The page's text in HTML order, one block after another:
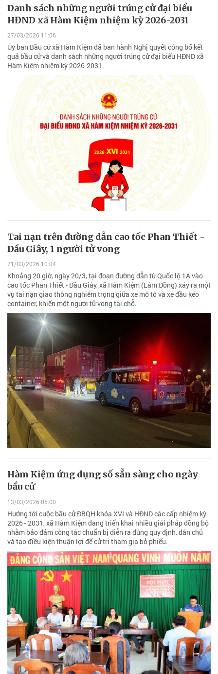
Danh sách những người trúng cử đại biểu
HĐND xã Hàm Kiệm nhiệm kỳ 2026-2031
27/03/2026 11:06
Ủy ban Bầu cử xã Hàm Kiệm đã ban hành Nghị quyết công bố kết
quả bầu cử và danh sách những người trúng cử đại biểu HĐND xã
Hàm Kiệm nhiệm kỳ 2026-2031.
Tai nạn trên đường dẫn cao tốc Phan Thiết -
Dầu Giây, 1 người tử vong
21/03/2026 10:04
Khoảng 20 giờ, ngày 20/3, tại đoạn đường dẫn từ Quốc lộ 1A vào
cao tốc Phan Thiết - Dầu Giây, xã Hàm Kiệm (Lâm Đồng) xảy ra một
vụ tai nạn giao thông nghiêm trọng giữa xe mô tô và xe đầu kéo
container, khiến một người tử vong tại chỗ.
Hàm Kiệm ứng dụng số sẵn sàng cho ngày
bầu cử
13/03/2026 05:00
Hướng tới cuộc bầu cử ĐBQH khóa XVI và HĐND các cấp nhiệm kỳ
2026 - 2031, xã Hàm Kiệm đang triển khai nhiều giải pháp đồng bộ
nhằm bảo đảm công tác chuẩn bị diễn ra đúng quy định, dân chủ
và tạo điều kiện thuận lợi để cử tri tham gia bỏ phiếu.